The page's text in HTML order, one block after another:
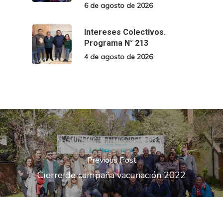
6 de agosto de 2026
Intereses Colectivos.
Programa N° 213
4 de agosto de 2026
Previous Post
Cierre de campaña vacunación 2022